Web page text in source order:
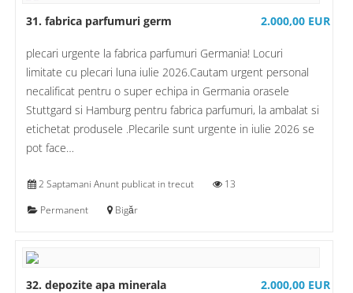
31. fabrica parfumuri germ 2.000,00 EUR
plecari urgente la fabrica parfumuri Germania! Locuri
limitate cu plecari luna iulie 2026.Cautam urgent personal
necalificat pentru o super echipa in Germania orasele
Stuttgard si Hamburg pentru fabrica parfumuri, la ambalat si
etichetat produsele .Plecarile sunt urgente in iulie 2026 se
pot face…
2 Saptamani Anunt publicat in trecut
13
Permanent
Bigăr
32. depozite apa minerala 2.000,00 EUR